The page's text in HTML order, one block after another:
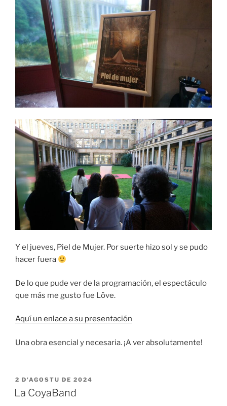
Y el jueves, Piel de Mujer. Por suerte hizo sol y se pudo
hacer fuera
De lo que pude ver de la programación, el espectáculo
que más me gusto fue Löve.
Aquí un enlace a su presentación
Una obra esencial y necesaria. ¡A ver absolutamente!
ESPUBLIZÁU
EN
2 D'AGOSTU DE 2024
La CoyaBand